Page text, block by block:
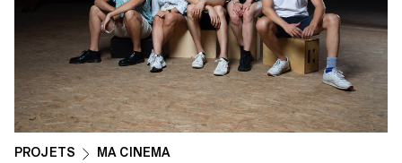
PROJETS MA CINEMA